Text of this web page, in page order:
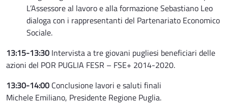
L’Assessore al lavoro e alla formazione Sebastiano Leo
dialoga con i rappresentanti del Partenariato Economico
Sociale.
13:15-13:30 Intervista a tre giovani pugliesi beneficiari delle
azioni del POR PUGLIA FESR – FSE+ 2014-2020.
13:30-14:00 Conclusione lavori e saluti finali
Michele Emiliano, Presidente Regione Puglia.